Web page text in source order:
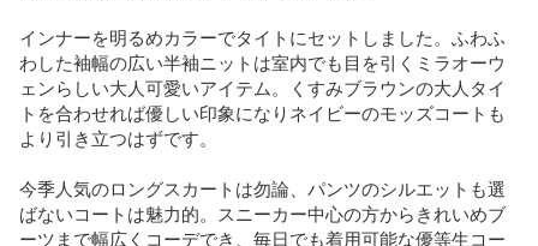
インナーを明るめカラーでタイトにセットしました。ふわふ
わした袖幅の広い半袖ニットは室内でも目を引くミラオーウ
ェンらしい大人可愛いアイテム。くすみブラウンの大人タイ
トを合わせれば優しい印象になりネイビーのモッズコートも
より引き立つはずです。
今季人気のロングスカートは勿論、パンツのシルエットも選
ばないコートは魅力的。スニーカー中心の方からきれいめブ
ーツまで幅広くコーデでき、毎日でも着用可能な優等生コー